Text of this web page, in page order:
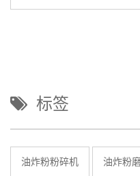
标签
油炸粉粉碎机 油炸粉